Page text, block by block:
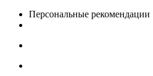
Персональные рекомендации